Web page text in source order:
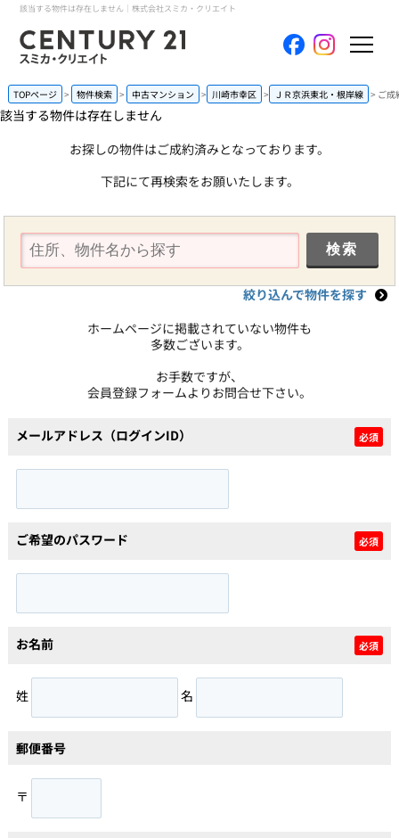
該当する物件は存在しません｜株式会社スミカ・クリエイト
ホーム
当社について
買いたい
売りたい
採用情報
会員メニュー
サイトマップ
TOPページ 物件検索 中古マンション 川崎市幸区 ＪＲ京浜東北・根岸線 ご成
該当する物件は存在しません
お探しの物件はご成約済みとなっております。
下記にて再検索をお願いたします。
絞り込んで物件を探す
ホームページに掲載されていない物件も
多数ございます。
お手数ですが、
会員登録フォームよりお問合せ下さい。
メールアドレス（ログインID） 必須
ご希望のパスワード 必須
お名前 必須
姓 名
郵便番号
〒